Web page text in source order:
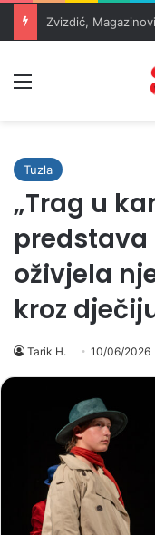
Tuzla
„Trag u
predstava
oživjela
kroz
Tarik H. 10/06/2026